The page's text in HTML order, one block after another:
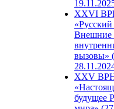
XXVI
Внешние
вызовы»
XXV
будущее